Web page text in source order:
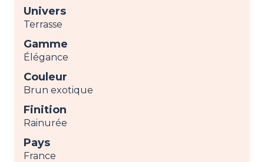
Univers
Terrasse
Gamme
Élégance
Couleur
Brun exotique
Finition
Rainurée
Pays
France